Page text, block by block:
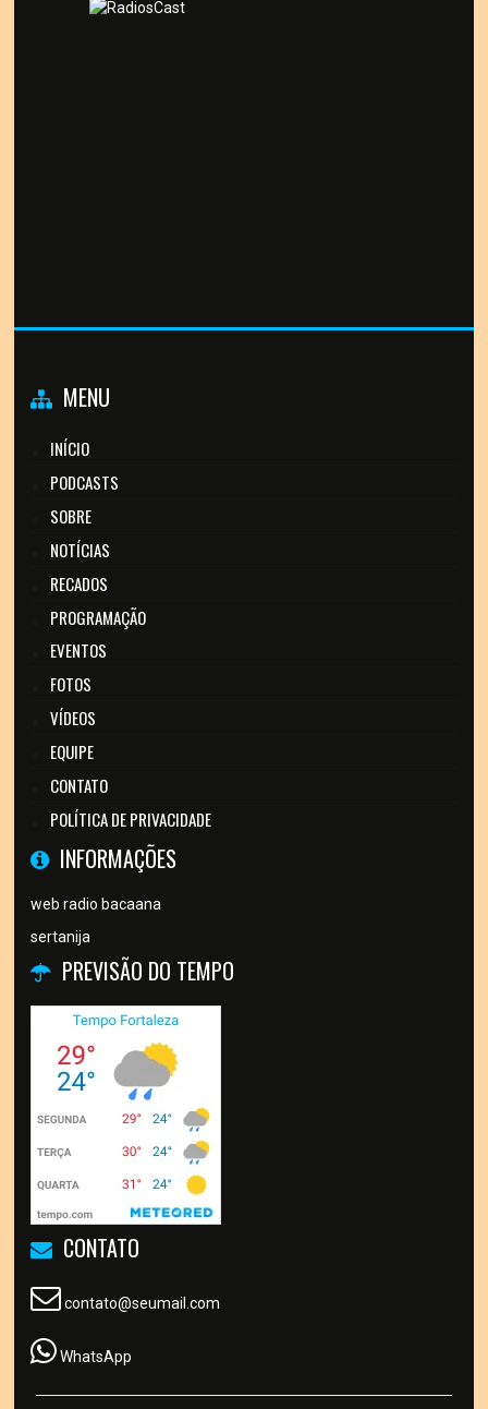
MENU
INÍCIO
PODCASTS
SOBRE
NOTÍCIAS
RECADOS
PROGRAMAÇÃO
EVENTOS
FOTOS
VÍDEOS
EQUIPE
CONTATO
POLÍTICA DE PRIVACIDADE
INFORMAÇÕES
web radio bacaana
sertanija
PREVISÃO DO TEMPO
CONTATO
contato@seumail.com
WhatsApp